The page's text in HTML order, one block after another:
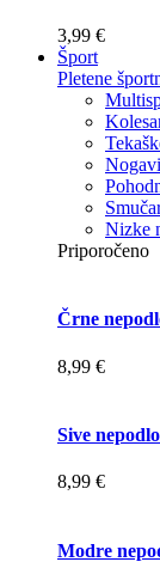
3,99 €
Šport
Pletene
Nizke
Priporočeno
Črne
8,99 €
Sive
8,99 €
Modre